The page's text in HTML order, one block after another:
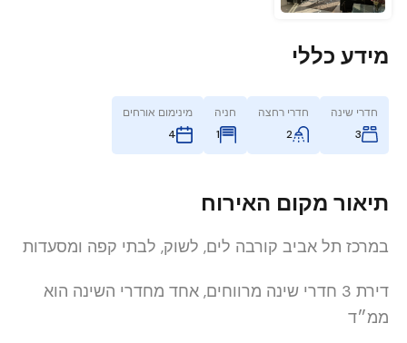
מידע כללי
חדרי שינה
3
חדרי רחצה
2
חניה
1
מינימום אורחים
4
תיאור מקום האירוח
במרכז תל אביב קורבה לים, לשוק, לבתי קפה ומסעדות
דירת 3 חדרי שינה מרווחים, אחד מחדרי השינה הוא
ממ״ד